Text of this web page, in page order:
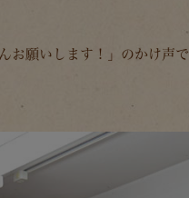
お願いします！」のかけ声で